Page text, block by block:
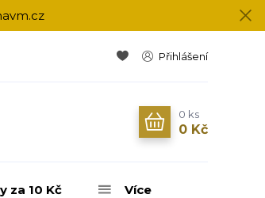
Přihlášení
0 ks
0 Kč
za 10 Kč Více